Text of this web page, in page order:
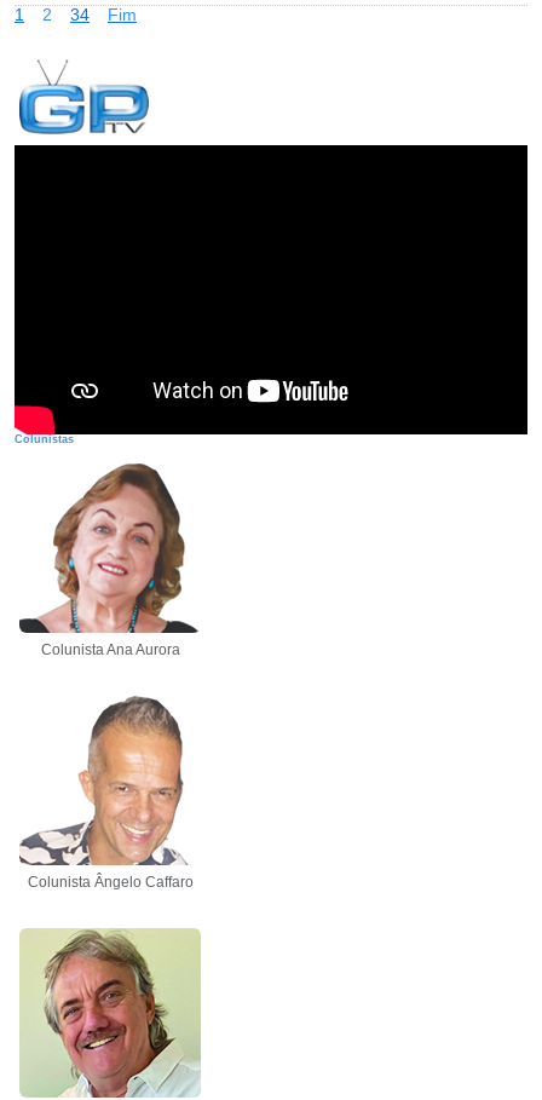
1 2 34 Fim
Colunistas
Colunista Ana Aurora
Colunista Ângelo Caffaro